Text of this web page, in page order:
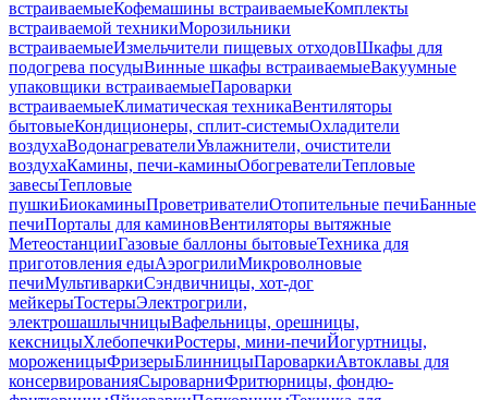
встраиваемыеКофемашины встраиваемыеКомплекты
встраиваемой техникиМорозильники
встраиваемыеИзмельчители пищевых отходовШкафы для
подогрева посудыВинные шкафы встраиваемыеВакуумные
упаковщики встраиваемыеПароварки
встраиваемыеКлиматическая техникаВентиляторы
бытовыеКондиционеры, сплит-системыОхладители
воздухаВодонагревателиУвлажнители, очистители
воздухаКамины, печи-каминыОбогревателиТепловые
завесыТепловые
пушкиБиокаминыПроветривателиОтопительные печиБанные
печиПорталы для каминовВентиляторы вытяжные
МетеостанцииГазовые баллоны бытовыеТехника для
приготовления едыАэрогрилиМикроволновые
печиМультиваркиСэндвичницы, хот-дог
мейкерыТостерыЭлектрогрили,
электрошашлычницыВафельницы, орешницы,
кексницыХлебопечкиРостеры, мини-печиЙогуртницы,
мороженицыФризерыБлинницыПароваркиАвтоклавы для
консервированияСыроварниФритюрницы, фондю-